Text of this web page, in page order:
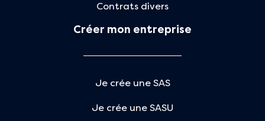
Contrats divers
Créer mon entreprise
Je crée une SAS
Je crée une SASU